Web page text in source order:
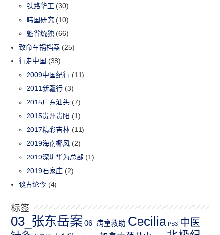
铁路华工 (30)
韩国研究 (10)
魁省统独 (66)
致命车祸档案 (25)
行走中国 (38)
2009中国纪行 (11)
2011新疆行 (3)
2015广东汕头 (7)
2015贵州贵阳 (1)
2017精彩吉林 (11)
2019海南椰风 (2)
2019深圳华为总部 (1)
2019石家庄 (2)
谈古论今 (4)
标签
03_张东岳案 06_病童救助 Cecilia PS3 中医